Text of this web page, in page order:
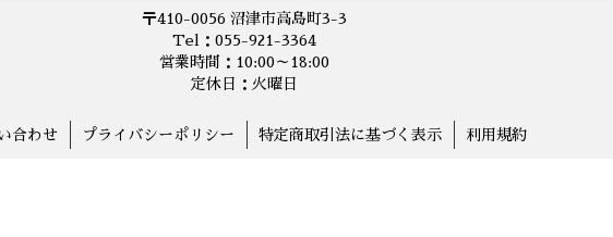
〒410-0056 沼津市高島町3-3
Tel：055-921-3364
営業時間：10:00～18:00
定休日：火曜日
合わせ プライバシーポリシー 特定商取引法に基づく表示 利用規約